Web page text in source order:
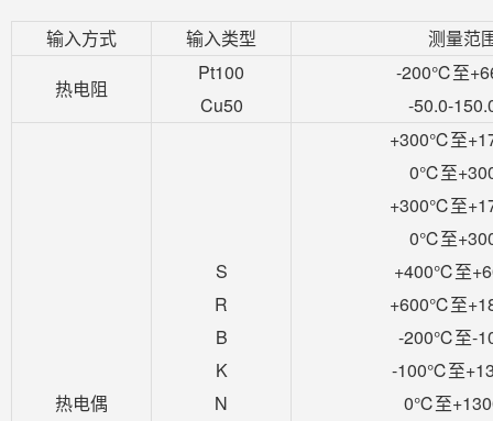
输入方式 输入类型
测量范
热电阻
Pt100
Cu50
-200℃至
-50.0-
热电偶
S
R
B
K
N
+300℃至
0℃至
+300℃至
0℃至
+400℃至
+600℃至
-200℃至-
-100℃至
0℃至